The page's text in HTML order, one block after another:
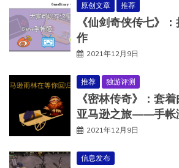
原创文章 推荐
《仙剑奇侠传七》
作
2021年12月9日
推荐 独游评测
《密林传奇》：套
亚马逊之旅——手帐
2021年12月9日
信息发布